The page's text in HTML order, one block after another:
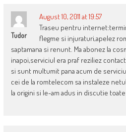
Tudor
August 10, 2011 at 19:57
Traseu pentru
flegme si injuraturi,apelez
saptamana si renunt. Ma abonez la
inapoi,serviciul era praf reziliez
si sunt multumit pana acum de
cei de la romtelecom sa instaleze
la origini si le-am adus in discutie